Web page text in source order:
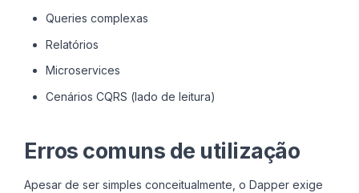
Queries complexas
Relatórios
Microservices
Cenários CQRS (lado de leitura)
Erros comuns de utilização
Apesar de ser simples conceitualmente, o Dapper exige